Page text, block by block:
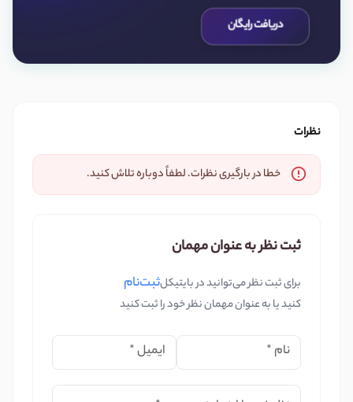
دریافت رایگان
نظرات
خطا در بارگیری نظرات. لطفاً دوباره تلاش کنید.
ثبت نظر به عنوان مهمان
برای ثبت نظر می‌توانید در بایتیکلثبت‌نام
کنید یا به عنوان مهمان نظر خود را ثبت کنید
نام * ایمیل*